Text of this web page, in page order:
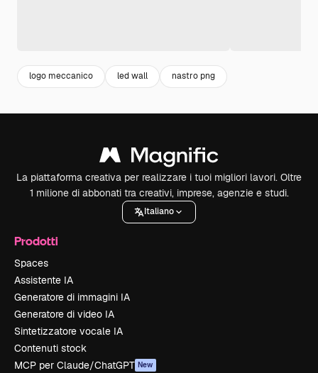
logo meccanico led wall nastro png
La piattaforma creativa per realizzare i tuoi migliori lavori. Oltre
1 milione di abbonati tra creativi, imprese, agenzie e studi.
Italiano
Prodotti
Spaces
Assistente IA
Generatore di immagini IA
Generatore di video IA
Sintetizzatore vocale IA
Contenuti stock
MCP per Claude/ChatGPT New